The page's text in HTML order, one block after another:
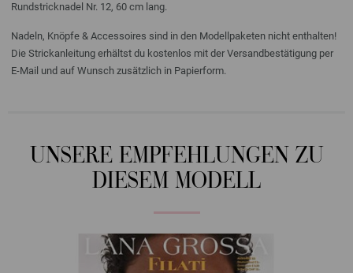
Rundstricknadel Nr. 12, 60 cm lang.
Nadeln, Knöpfe & Accessoires sind in den Modellpaketen nicht enthalten!
Die Strickanleitung erhältst du kostenlos mit der Versandbestätigung per
E-Mail und auf Wunsch zusätzlich in Papierform.
UNSERE EMPFEHLUNGEN ZU
DIESEM MODELL